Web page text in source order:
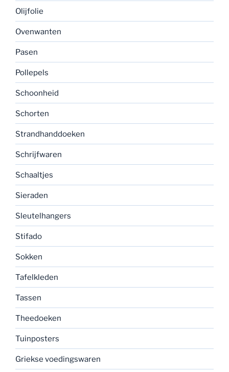
Olijfolie
Ovenwanten
Pasen
Pollepels
Schoonheid
Schorten
Strandhanddoeken
Schrijfwaren
Schaaltjes
Sieraden
Sleutelhangers
Stifado
Sokken
Tafelkleden
Tassen
Theedoeken
Tuinposters
Griekse voedingswaren